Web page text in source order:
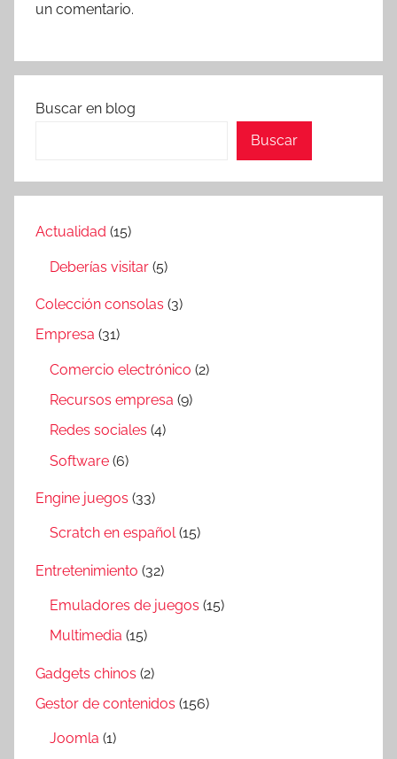
un comentario.
Buscar en blog
Buscar
Actualidad (15)
Deberías visitar (5)
Colección consolas (3)
Empresa (31)
Comercio electrónico (2)
Recursos empresa (9)
Redes sociales (4)
Software (6)
Engine juegos (33)
Scratch en español(15)
Entretenimiento (32)
Emuladores de juegos (15)
Multimedia (15)
Gadgets chinos (2)
Gestor de contenidos (156)
Joomla (1)